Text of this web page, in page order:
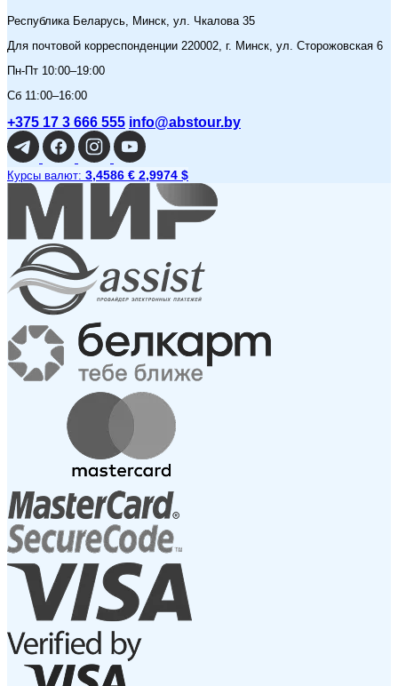
Республика Беларусь, Минск, ул. Чкалова 35
Для почтовой корреспонденции 220002, г. Минск, ул. Сторожовская 6
Пн-Пт 10:00–19:00
Сб 11:00–16:00
+375 17 3 666 555 info@abstour.by
Курсы валют: 3,4586 € 2,9974 $